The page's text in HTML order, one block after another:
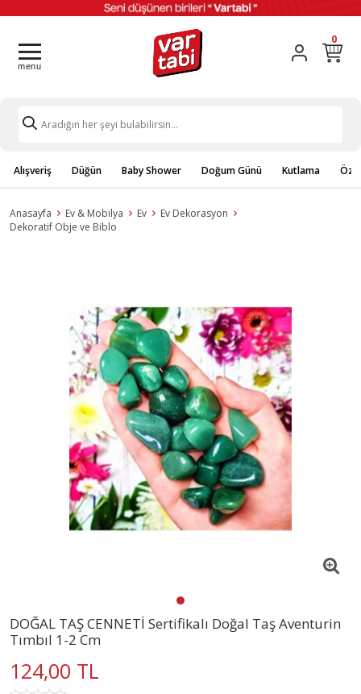
0
Alışveriş Düğün Baby Shower Doğum Günü Kutlama
Anasayfa Ev & Mobilya Ev
Ev Dekorasyon
Dekoratif Obje ve Biblo
DOĞAL TAŞ CENNETİ Sertifikalı Doğal Taş Aventurin
Tımbıl 1-2 Cm
124,00 TL